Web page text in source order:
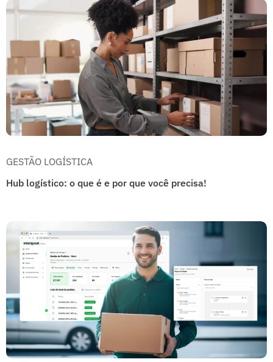
GESTÃO LOGÍSTICA
Hub logístico: o que é e por que você precisa!